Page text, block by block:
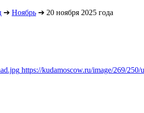
➔ Ноябрь ➔ 20 ноября 2025 года
https://kudamoscow.ru/image/269/